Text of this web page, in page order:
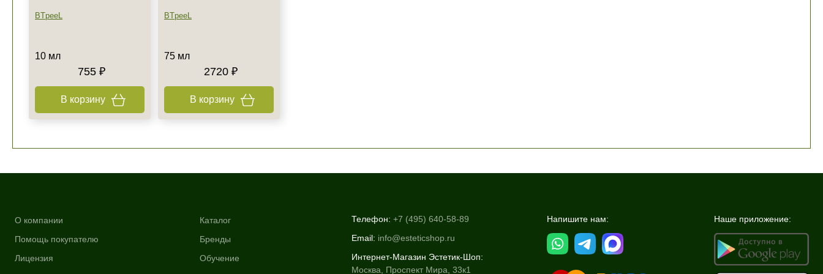
BTpeeL
10 мл
755 ₽
В корзину
BTpeeL
75 мл
2720 ₽
В корзину
О компании
Помощь покупателю
Лицензия
Каталог
Бренды
Обучение
Телефон: +7 (495) 640-58-89
Email: info@esteticshop.ru
Интернет-Магазин Эстетик-Шоп:
Москва, Проспект Мира, 33к1
Напишите нам: Наше приложение: